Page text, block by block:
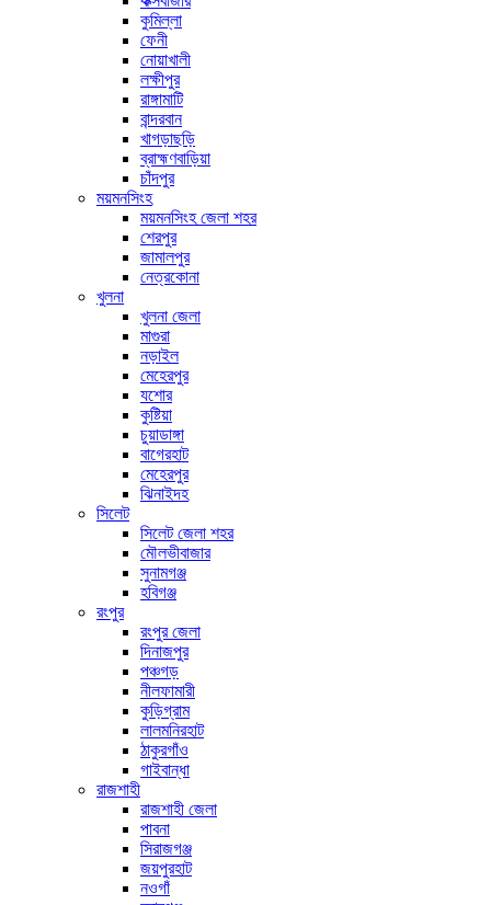
কুমিল্লা
ফেনী
নোয়াখালী
লক্ষীপুর
রাঙ্গামাটি
বান্দরবান
খাগড়াছড়ি
ব্রাহ্মণবাড়িয়া
চাঁদপুর
ময়মনসিংহ
ময়মনসিংহ জেলা শহর
শেরপুর
জামালপুর
নেত্রকোনা
খুলনা
খুলনা জেলা
মাগুরা
নড়াইল
মেহেরপুর
যশোর
কুষ্টিয়া
চুয়াডাঙ্গা
বাগেরহাট
মেহেরপুর
ঝিনাইদহ
সিলেট
সিলেট জেলা শহর
মৌলভীবাজার
সুনামগঞ্জ
হবিগঞ্জ
রংপুর
রংপুর জেলা
দিনাজপুর
পঞ্চগড়
নীলফামারী
কুড়িগ্রাম
লালমনিরহাট
ঠাকুরগাঁও
গাইবান্ধা
রাজশাহী
রাজশাহী জেলা
পাবনা
সিরাজগঞ্জ
জয়পুরহাট
নওগাঁ